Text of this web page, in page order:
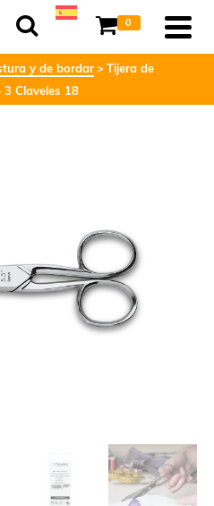
0
y de bordar
Tijera de
Claveles 18